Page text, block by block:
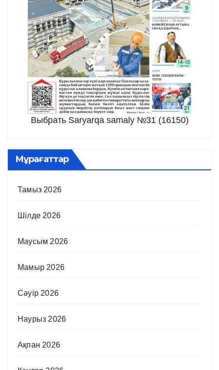
Выбрать Saryarqa samaly №31 (16150)
Мұрағаттар
Тамыз 2026
Шілде 2026
Маусым 2026
Мамыр 2026
Сәуір 2026
Наурыз 2026
Ақпан 2026